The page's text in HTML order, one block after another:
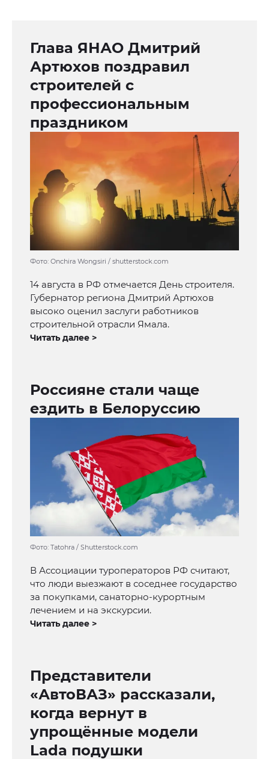
Глава ЯНАО Дмитрий
Артюхов поздравил
строителей с
профессиональным
праздником
Фото: Onchira Wongsiri / shutterstock.com
14 августа в РФ отмечается День строителя.
Губернатор региона Дмитрий Артюхов
высоко оценил заслуги работников
строительной отрасли Ямала.
Читать далее >
Россияне стали чаще
ездить в Белоруссию
Фото: Tatohra / Shutterstock.com
В Ассоциации туроператоров РФ считают,
что люди выезжают в соседнее государство
за покупками, санаторно-курортным
лечением и на экскурсии.
Читать далее >
Представители
«АвтоВАЗ» рассказали,
когда вернут в
упрощённые модели
Lada подушки